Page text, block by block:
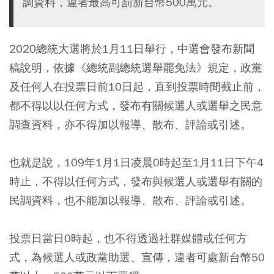
2020總統大選將於1月11日舉行，中選會發布新聞
稿說明，依據《總統副總統選舉罷免法》規定，政黨
及任何人在投票日前10日起，直到投票時間截止前，
都不得以以任何方式，發布有關候選人或選舉之民意
調查資料，亦不得加以報導、散布、評論或引述。
也就是說，109年1月1日凌晨0時起至1月11日下午4
時止，不得以任何方式，發布與候選人或選舉有關的
民調資料，也不能加以報導、散布、評論或引述。
投票日當日0時起，也不得透過社群媒體或任何方
式，為候選人或政黨助選、宣傳，違者可處新台幣50